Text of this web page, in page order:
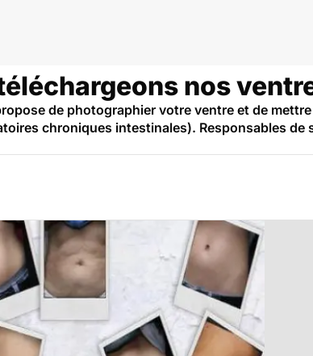
nos
de photographier votre ventre et de
chroniques intestinales). Responsables